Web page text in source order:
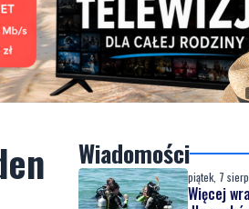
Wiadomości
piątek, 7
Więcej